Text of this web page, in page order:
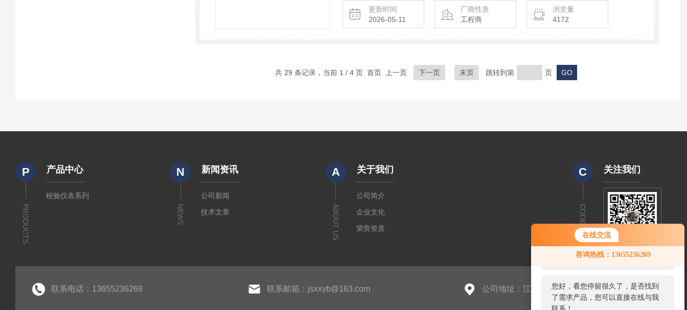
在线交流
咨询热线：13655236269
您好！欢迎前来咨询，很高兴为您
服务，请问您要咨询什么问题呢？
您好，看您停留很久了，是否找到
了需求产品，您可以直接在线与我
量：5.0kg更新时间
2026-05-11
厂商性质
工程商
浏览量
4172
共 29 条记录，当前 1 / 4 页 首页 上一页 下一页 末页 跳转到第 页
P
PRODUCTS
产品中心
校验仪表系列
N
NEWS
新闻资讯
公司新闻
技术文章
A
ABOUT US
关于我们
公司简介
企业文化
荣营资质
C
CODE
关注我们
联系电话：13655236269 联系邮箱：jsxxyb@163.com 公司地址：江苏金湖经济开发区神华大道361号